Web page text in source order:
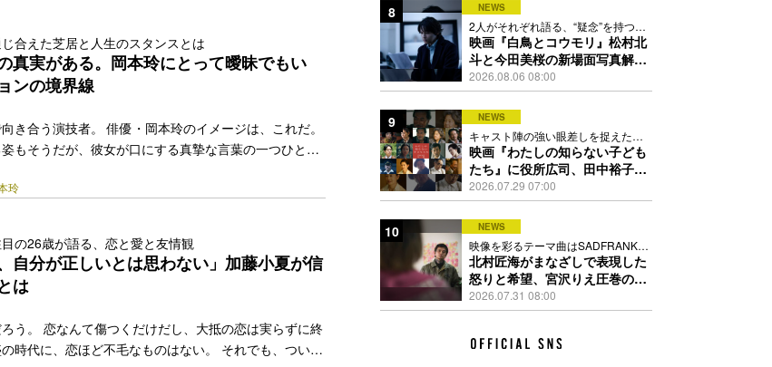
たな気付きや変化があったという。 はじめての映画作
ように広がっていったのか。芸能界デビュー… <a
bezzy.jp/2026/05/86424/"></a>
合えた芝居と人生のスタンスとは
真実がある。岡本玲にとって曖昧でもい
ンの境界線
き合う演技者。 俳優・岡本玲のイメージは、これだ。
もそうだが、彼女が口にする真摯な言葉の一つひとつ
のが、鴻上尚史の作・演出による舞台『トランス』。
とき、ここにまた新たな俳優・岡本玲のイメージが立
容れ物”だと思っていました ──このインタビ… <a
bezzy.jp/2026/05/85731/"></a>
玲
の26歳が語る、恋と愛と友情観
自分が正しいとは思わない」加藤小夏が信
は
う。 恋なんて傷つくだけだし、大抵の恋は実らずに終
時代に、恋ほど不毛なものはない。 それでも、つい溺
8 NEWS
2人がそれぞれ語る、“疑念”を持つこ
との苦しさとは
映画『白鳥とコウモリ』松村北
斗と今田美桜の新場面写真解
禁、事件前後で一変する表情捉
えた全4点
2026.08.06 08:00
9 NEWS
キャスト陣の強い眼差しを捉えたポ
スター、本予告も解禁
映画『わたしの知らない子ども
たち』に役所広司、田中裕子、
岡田准一、吉田羊、坂東龍汰ら
13人
2026.07.29 07:00
10 NEWS
映像を彩るテーマ曲はSADFRANKが
歌う「愛の讃歌」カバー
北村匠海がまなざしで表現した
怒りと希望、宮沢りえ圧巻の演
技が光る『しびれ』90秒予告解
禁
2026.07.31 08:00